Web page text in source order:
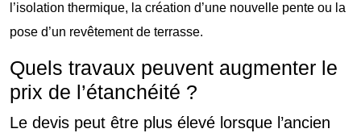
l’isolation thermique, la création d’une nouvelle pente ou la
pose d’un revêtement de terrasse.
Quels travaux peuvent augmenter le
prix de l’étanchéité ?
Le devis peut être plus élevé lorsque l’ancien